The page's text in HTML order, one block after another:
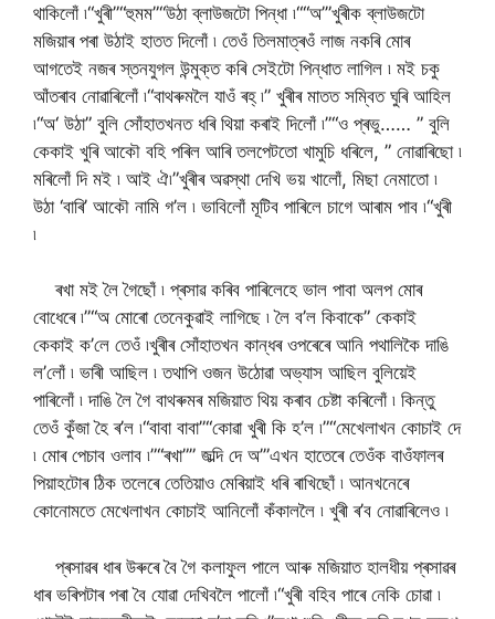
থাকিলোঁ ৷“খুৰী”“হুমম”“উঠা ব্লাউজটো পিন্ধা ৷““অ’”খুৰীক ব্লাউজটো
মজিয়াৰ পৰা উঠাই হাতত দিলোঁ ৷ তেওঁ তিলমাত্ৰওঁ লাজ নকৰি মোৰ
আগতেই নজৰ স্তনযুগল উন্মুক্ত কৰি সেইটো পিন্ধাত লাগিল ৷ মই চকু
আঁতৰাব নোৱাৰিলোঁ ৷“বাথৰুমলৈ যাওঁ ৰহ্ ৷” খুৰীৰ মাতত সম্বিত ঘুৰি আহিল
৷“অ‘ উঠা” বুলি সোঁহাতখনত ধৰি থিয়া কৰাই দিলোঁ ৷”“ও প্ৰভু…… ” বুলি
কেকাই খুৰি আকৌ বহি পৰিল আৰি তলপেটতো খামুচি ধৰিলে, ” নোৱাৰিছো ৷
মৰিলোঁ দি মই ৷ আই ঐ৷”খুৰীৰ অৱস্থা দেখি ভয় খালোঁ, মিছা নেমাতো ৷
উঠা ‘বাৰি’ আকৌ নামি গ’ল ৷ ভাবিলোঁ মূটিব পাৰিলে চাগে আৰাম পাব ৷“খুৰী
৷
ৰখা মই লৈ গৈছোঁ ৷ প্ৰসাৱ কৰিব পাৰিলেহে ভাল পাবা অলপ মোৰ
বোধেৰে ৷”“অ মোৰো তেনেকুৱাই লাগিছে ৷ লৈ ব’ল কিবাকে” কেকাই
কেকাই ক’লে তেওঁ ৷খুৰীৰ সোঁহাতখন কান্ধৰ ওপৰেৰে আনি পথালিকৈ দাঙি
ল’লোঁ ৷ ভাৰী আছিল ৷ তথাপি ওজন উঠোৱা অভ্যাস আছিল বুলিয়েই
পাৰিলোঁ ৷ দাঙি লৈ গৈ বাথৰুমৰ মজিয়াত থিয় কৰাব চেষ্টা কৰিলোঁ ৷ কিন্তু
তেওঁ কুঁজা হৈ ৰ’ল ৷“বাবা বাবা”“কোৱা খুৰী কি হ’ল ৷”“মেখেলাখন কোচাই দে
৷ মোৰ পেচাব ওলাব ৷”“ৰখা”” জল্দি দে অ’”এখন হাতেৰে তেওঁক বাওঁফালৰ
পিয়াহটোৰ ঠিক তলেৰে তেতিয়াও মেৰিয়াই ধৰি ৰাখিছোঁ ৷ আনখনেৰে
কোনোমতে মেখেলাখন কোচাই আনিলোঁ কঁকাললৈ ৷ খুৰী ৰ’ব নোৱাৰিলেও ৷
প্ৰসাৱৰ ধাৰ উৰুৰে বৈ গৈ কলাফুল পালে আৰু মজিয়াত হালধীয় প্ৰসাৱৰ
ধাৰ ভৰিপটাৰ পৰা বৈ যোৱা দেখিবলৈ পালোঁ ৷“খুৰী বহিব পাৰে নেকি চোৱা ৷